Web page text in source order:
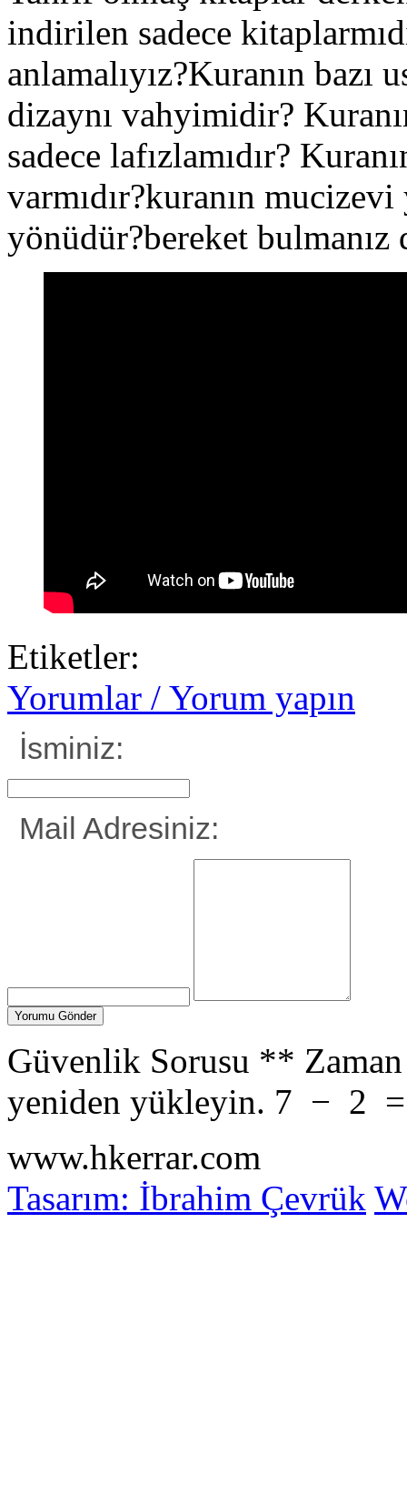
indirilen sadece
anlamalıyız?Kuranın
dizaynı vahyimidir?
sadece lafızlamıdır?
varmıdır?kuranın
yönüdür?bereket bulmanız
Etiketler:
Yorumlar / Yorum yapın
İsminiz:
Mail Adresiniz:
Güvenlik Sorusu **
yeniden yükleyin. 7 − 2
www.hkerrar.com
Tasarım: İbrahim Çevrük